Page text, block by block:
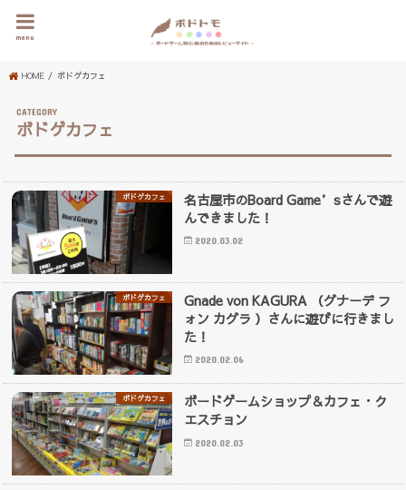
menu
HOME ボドゲカフェ
ボドゲカフェ
ボドゲカフェ
名古屋市のBoard Game’sさんで遊
んできました！
2020.03.02
ボドゲカフェ
Gnade von KAGURA （グナーデ フ
ォン カグラ ）さんに遊びに行きまし
た！
2020.02.06
ボドゲカフェ
ボードゲームショップ＆カフェ・ク
エスチョン
2020.02.03